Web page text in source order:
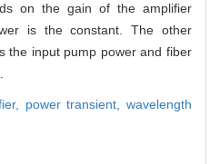
on the gain of the amplifier
is the constant. The other
the input pump power and fiber
power transient,wavelength